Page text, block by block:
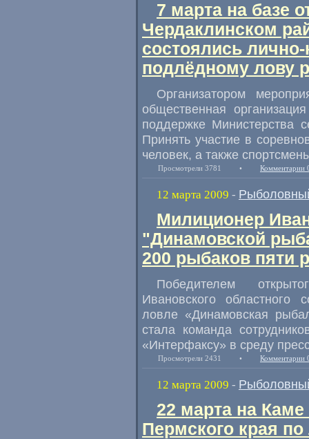
7 марта на базе
Чердаклинском
состоялись
подлёдному лову
Организатором
общественная
поддержке Министерства
Принять участие в
человек, а также
Просмотрели 3781 • Комментарии
12 марта 2009 -
Милиционер
"Динамовской
200 рыбаков пяти
Победителем
Ивановского
ловле «Динамовская
стала команда
«Интерфаксу» в среду
Просмотрели 2431 • Комментарии
12 марта 2009 -
22 марта на
Пермского края